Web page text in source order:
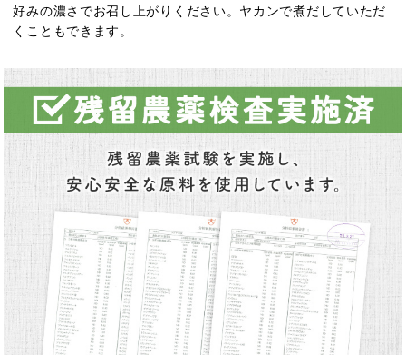
好みの濃さでお召し上がりください。ヤカンで煮だしていただ
くこともできます。